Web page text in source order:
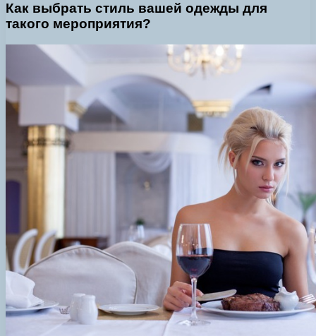
Как выбрать стиль вашей одежды для
такого мероприятия?